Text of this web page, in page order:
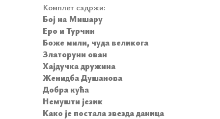
Комплет садржи:
Бој на Мишару
Еро и Турчин
Боже мили, чуда великога
Златоруни ован
Хајдучка дружина
Женидба Душанова
Добра кућа
Немушти језик
Како је постала звезда даница